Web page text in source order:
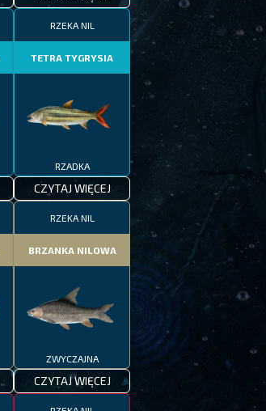
RZEKA NIL
TETRA TYGRYSIA
RZADKA
CZYTAJ WIĘCEJ
RZEKA NIL
BRZANKA NILOWA
ZWYCZAJNA
CZYTAJ WIĘCEJ